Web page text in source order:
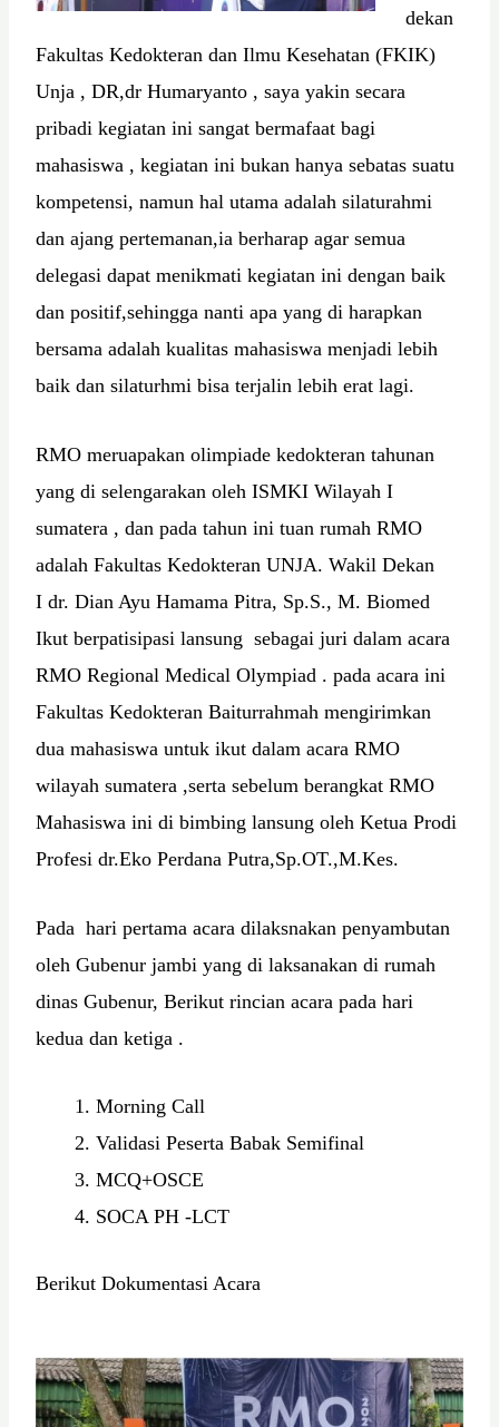
dekan
Fakultas Kedokteran dan Ilmu Kesehatan (FKIK)
Unja , DR,dr Humaryanto , saya yakin secara
pribadi kegiatan ini sangat bermafaat bagi
mahasiswa , kegiatan ini bukan hanya sebatas suatu
kompetensi, namun hal utama adalah silaturahmi
dan ajang pertemanan,ia berharap agar semua
delegasi dapat menikmati kegiatan ini dengan baik
dan positif,sehingga nanti apa yang di harapkan
bersama adalah kualitas mahasiswa menjadi lebih
baik dan silaturhmi bisa terjalin lebih erat lagi.
RMO meruapakan olimpiade kedokteran tahunan
yang di selengarakan oleh ISMKI Wilayah I
sumatera , dan pada tahun ini tuan rumah RMO
adalah Fakultas Kedokteran UNJA. Wakil Dekan
I dr. Dian Ayu Hamama Pitra, Sp.S., M. Biomed
Ikut berpatisipasi lansung sebagai juri dalam acara
RMO Regional Medical Olympiad . pada acara ini
Fakultas Kedokteran Baiturrahmah mengirimkan
dua mahasiswa untuk ikut dalam acara RMO
wilayah sumatera ,serta sebelum berangkat RMO
Mahasiswa ini di bimbing lansung oleh Ketua Prodi
Profesi dr.Eko Perdana Putra,Sp.OT.,M.Kes.
Pada hari pertama acara dilaksnakan penyambutan
oleh Gubenur jambi yang di laksanakan di rumah
dinas Gubenur, Berikut rincian acara pada hari
kedua dan ketiga .
Morning Call
Validasi Peserta Babak Semifinal
MCQ+OSCE
SOCA PH -LCT
Berikut Dokumentasi Acara